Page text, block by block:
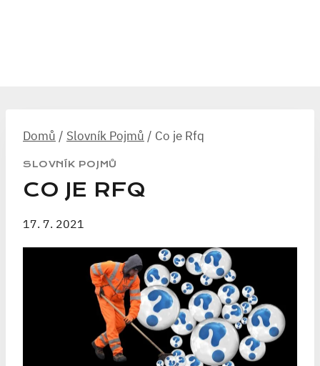
Domů / Slovník Pojmů / Co je Rfq
SLOVNÍK POJMŮ
CO JE RFQ
17. 7. 2021